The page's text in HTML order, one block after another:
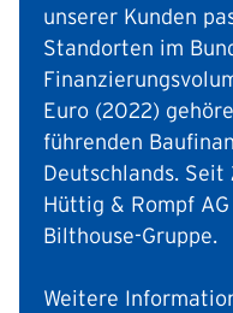
unserer Kunden
Standorten im
Euro (2022)
führenden
Deutschlands.
Hüttig & Rompf
Bilthouse-Gruppe.
Weitere